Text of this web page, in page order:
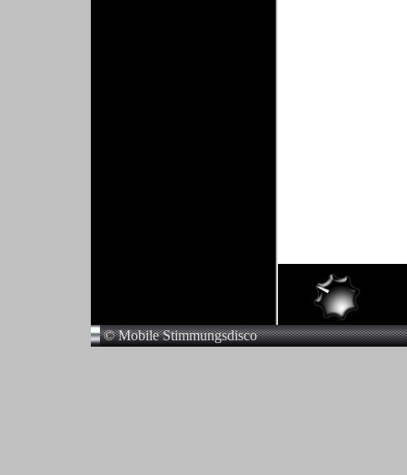
© Mobile Stimmungsdisco